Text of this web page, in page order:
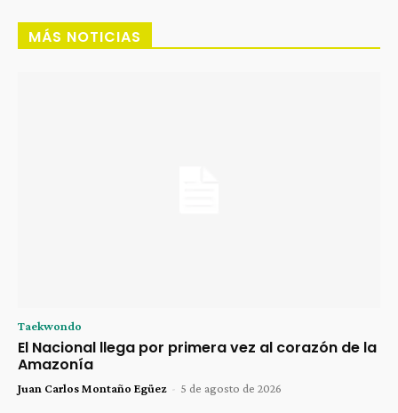
MÁS NOTICIAS
Taekwondo
El Nacional llega por primera vez al corazón de la
Amazonía
Juan Carlos Montaño Egüez - 5 de agosto de 2026